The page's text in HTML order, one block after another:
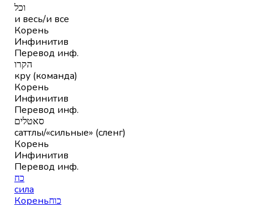
וכל
и весь/и все
Корень
Инфинитив
Перевод инф.
הקרו
кру (команда)
Корень
Инфинитив
Перевод инф.
סאטלים
саттлы/«сильные» (сленг)
Корень
Инфинитив
Перевод инф.
כח
сила
Кореньכוח